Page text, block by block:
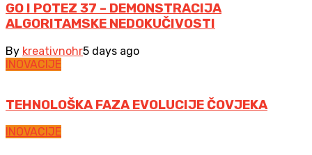
GO I POTEZ 37 – DEMONSTRACIJA
ALGORITAMSKE NEDOKUČIVOSTI
By kreativnohr5 days ago
INOVACIJE
TEHNOLOŠKA FAZA EVOLUCIJE ČOVJEKA
INOVACIJE